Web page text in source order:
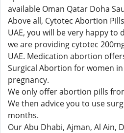
available Oman Qatar Doha
Above all, Cytotec Abortion
UAE, you will be very happy
we are providing cytotec
UAE. Medication abortion
Surgical Abortion for women
pregnancy.
We only offer abortion pills
We then advice you to use
months.
Our Abu Dhabi, Ajman, Al Ain,